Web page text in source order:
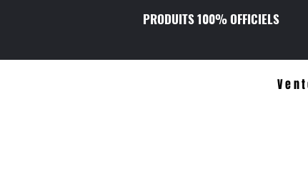
PRODUITS 100% OFFICIELS